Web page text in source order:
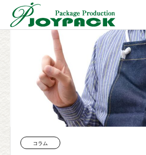
コラム